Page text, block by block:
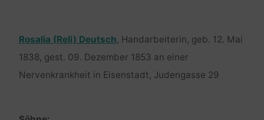
Rosalia (Reli) Deutsch, Handarbeiterin, geb. 12. Mai
1838, gest. 09. Dezember 1853 an einer
Nervenkrankheit in Eisenstadt, Judengasse 29